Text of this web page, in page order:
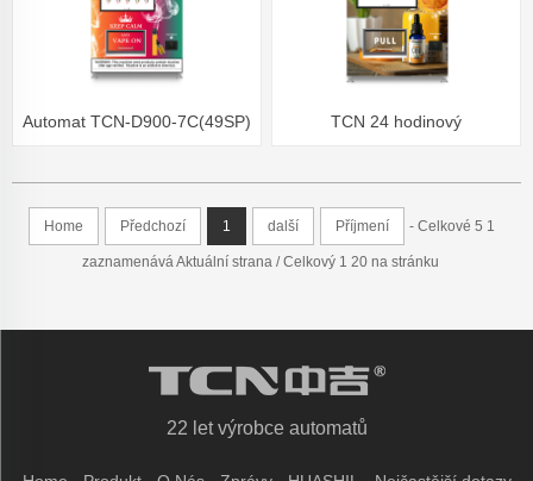
Automat TCN-D900-7C(49SP)
TCN 24 hodinový
Home Předchozí 1 další Příjmení - Celkové 5 1
zaznamenává Aktuální strana / Celkový 1 20 na stránku
22 let výrobce automatů